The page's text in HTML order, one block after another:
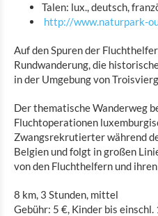
Openbaar vervoer in
Fietsverhuur
Indoor aktiviteiten
Eat & Sleep
Agenda
Hiking
Allerlei
Talen: lux., deutsch,
http://www.naturpark-
Auf den Spuren der
Rundwanderung, die
in der Umgebung von
Der thematische Wanderweg
Fluchtoperationen
Zwangsrekrutierter während
Belgien und folgt in großen
von den Fluchthelfern und
8 km, 3 Stunden, mittel
Gebühr: 5 €, Kinder bis